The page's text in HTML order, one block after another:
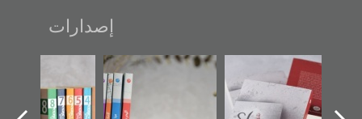
إصدارات
"حماة الباب الأخير":
الإصدار الأول عن
اعتصام الدراز
تصنيف موضوعي
للوثائق البريطانية
يقدمه «مركز أوال»
تصدر حصاد
الساحات 2019